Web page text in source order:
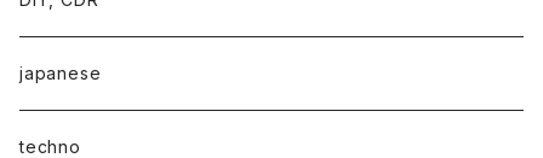
japanese
techno